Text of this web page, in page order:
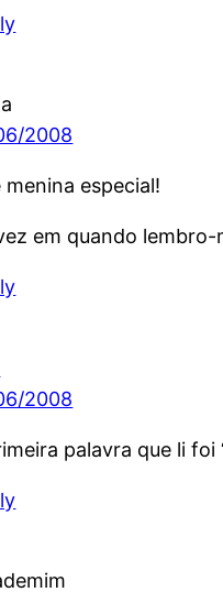
2008
menina especial!
em quando
2008
palavra que li